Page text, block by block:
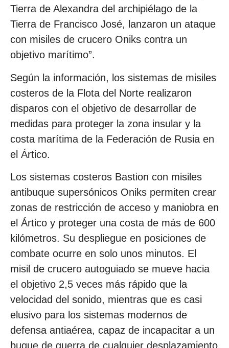
Tierra de Alexandra del archipiélago de la
Tierra de Francisco José, lanzaron un ataque
con misiles de crucero Oniks contra un
objetivo marítimo”.
Según la información, los sistemas de misiles
costeros de la Flota del Norte realizaron
disparos con el objetivo de desarrollar de
medidas para proteger la zona insular y la
costa marítima de la Federación de Rusia en
el Ártico.
Los sistemas costeros Bastion con misiles
antibuque supersónicos Oniks permiten crear
zonas de restricción de acceso y maniobra en
el Ártico y proteger una costa de más de 600
kilómetros. Su despliegue en posiciones de
combate ocurre en solo unos minutos. El
misil de crucero autoguiado se mueve hacia
el objetivo 2,5 veces más rápido que la
velocidad del sonido, mientras que es casi
elusivo para los sistemas modernos de
defensa antiaérea, capaz de incapacitar a un
buque de guerra de cualquier desplazamiento